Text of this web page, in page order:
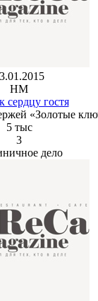
HM
сердцу гостя
«Золотые
5 тыс
3
дело